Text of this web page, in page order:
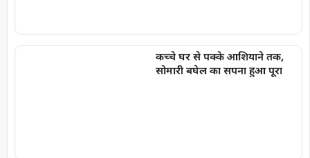
कच्चे घर से पक्के आशियाने तक,
सोमारी बघेल का सपना हुआ पूरा